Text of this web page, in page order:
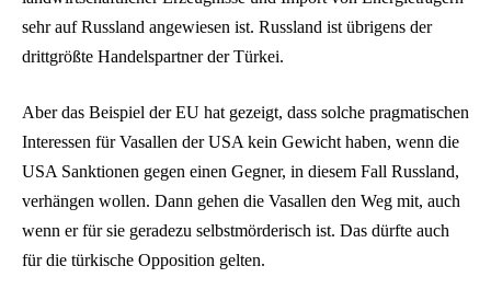
sehr auf Russland angewiesen ist. Russland ist übrigens der
drittgrößte Handelspartner der Türkei.
Aber das Beispiel der EU hat gezeigt, dass solche pragmatischen
Interessen für Vasallen der USA kein Gewicht haben, wenn die
USA Sanktionen gegen einen Gegner, in diesem Fall Russland,
verhängen wollen. Dann gehen die Vasallen den Weg mit, auch
wenn er für sie geradezu selbstmörderisch ist. Das dürfte auch
für die türkische Opposition gelten.